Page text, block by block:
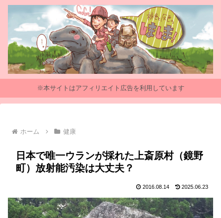
※本サイトはアフィリエイト広告を利用しています
ホーム 健康
日本で唯一ウランが採れた上斎原村（鏡野
町）放射能汚染は大丈夫？
2016.08.14 2025.06.23